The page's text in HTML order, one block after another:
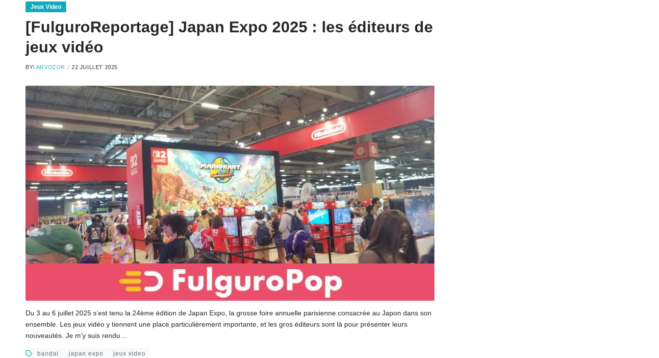
Jeux Video
[FulguroReportage] Japan Expo 2025 : les éditeurs de
jeux vidéo
BYLARVOZOR 22 JUILLET 2025
Du 3 au 6 juillet 2025 s’est tenu la 24ème édition de Japan Expo, la grosse foire annuelle parisienne consacrée au Japon dans son
ensemble. Les jeux vidéo y tiennent une place particulièrement importante, et les gros éditeurs sont là pour présenter leurs
nouveautés. Je m’y suis rendu…
bandai japan expo jeux video